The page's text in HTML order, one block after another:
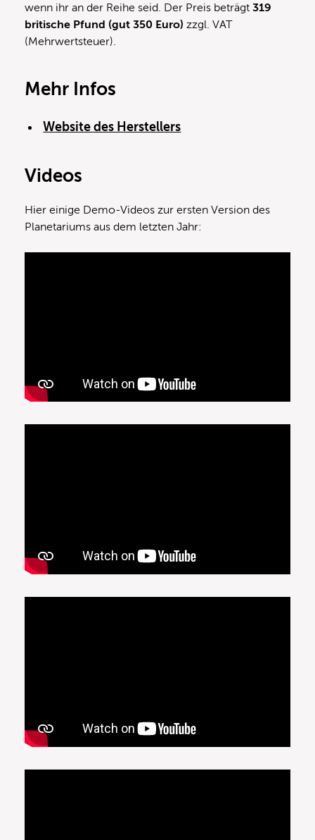
wenn ihr an der Reihe seid. Der Preis beträgt 319
britische Pfund (gut 350 Euro) zzgl. VAT
(Mehrwertsteuer).
Mehr Infos
Website des Herstellers
Videos
Hier einige Demo-Videos zur ersten Version des
Planetariums aus dem letzten Jahr: